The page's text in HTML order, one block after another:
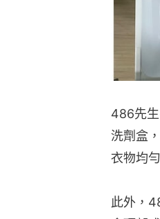
486先
洗劑盒
衣物均
此外，